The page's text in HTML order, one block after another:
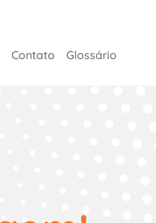
Contato Glossário